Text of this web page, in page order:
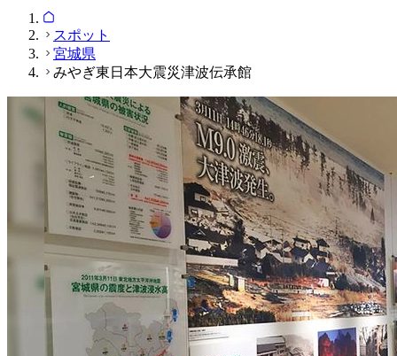
スポット
宮城県
みやぎ東日本大震災津波伝承館